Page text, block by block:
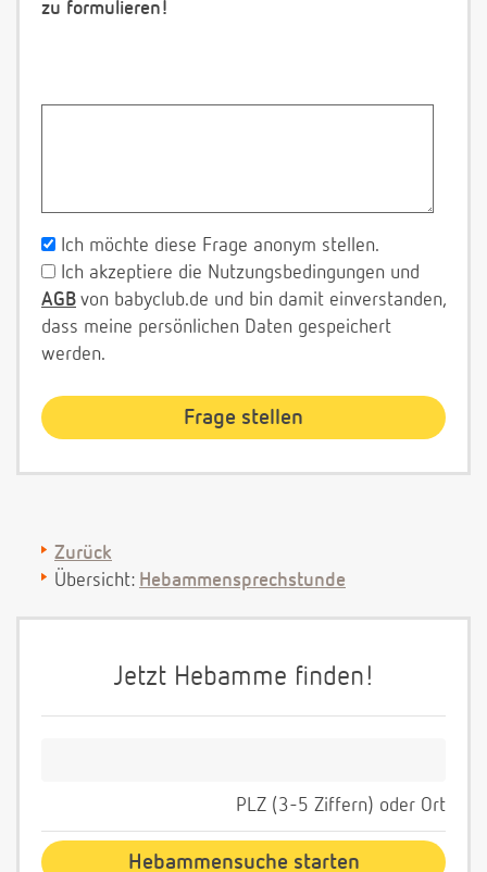
zu formulieren!
Ich möchte diese Frage anonym stellen.
Ich akzeptiere die Nutzungsbedingungen und
AGB von babyclub.de und bin damit einverstanden,
dass meine persönlichen Daten gespeichert
werden.
Zurück
Übersicht: Hebammensprechstunde
Jetzt Hebamme finden!
PLZ (3-5 Ziffern) oder Ort